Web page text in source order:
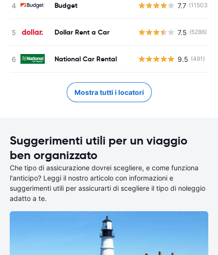
Budget 7.7 (11503)
Dollar Rent a Car 7.5 (5286)
National Car Rental 9.5 (491)
Mostra tutti i locatori
Suggerimenti utili per un viaggio
ben organizzato
Che tipo di assicurazione dovrei scegliere, e come funziona
l'anticipo? Leggi il nostro articolo con informazioni e
suggerimenti utili per assicurarti di scegliere il tipo di noleggio
adatto a te.